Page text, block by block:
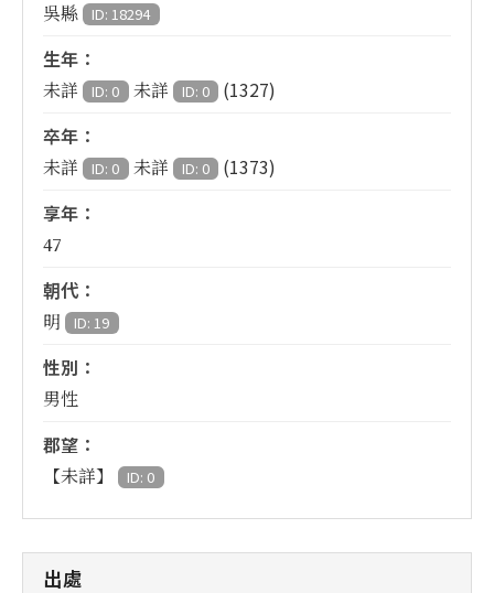
吳縣 ID: 18294
生年：
未詳 ID: 0 未詳 ID: 0
(1327)
卒年：
未詳 ID: 0 未詳 ID: 0
(1373)
享年：
47
朝代：
明 ID: 19
性別：
男性
郡望：
【未詳】 ID: 0
出處